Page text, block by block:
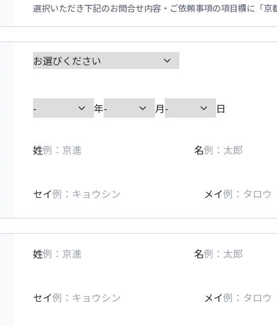
選択いただき下記のお問合せ内容・ご依頼事項の項目欄に「京
年 月 日
姓 名
セイ メイ
姓 名
セイ メイ